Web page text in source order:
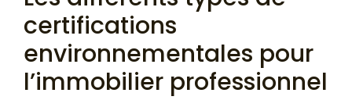
certifications
environnementales pour
l’immobilier professionnel